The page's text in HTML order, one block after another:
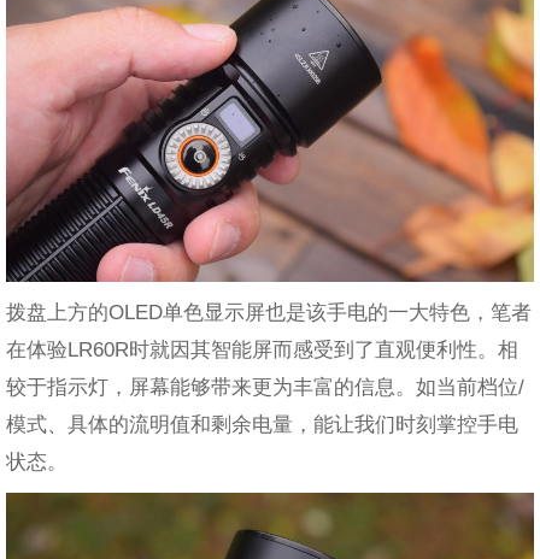
拨盘上方的OLED单色显示屏也是该手电的一大特色，笔者
在体验LR60R时就因其智能屏而感受到了直观便利性。相
较于指示灯，屏幕能够带来更为丰富的信息。如当前档位/
模式、具体的流明值和剩余电量，能让我们时刻掌控手电
状态。